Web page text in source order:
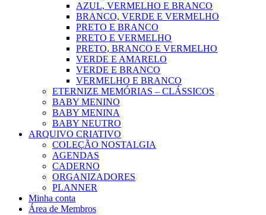
AZUL, VERMELHO E BRANCO
BRANCO, VERDE E VERMELHO
PRETO E BRANCO
PRETO E VERMELHO
PRETO, BRANCO E VERMELHO
VERDE E AMARELO
VERDE E BRANCO
VERMELHO E BRANCO
ETERNIZE MEMÓRIAS – CLÁSSICOS
BABY MENINO
BABY MENINA
BABY NEUTRO
ARQUIVO CRIATIVO
COLEÇÃO NOSTALGIA
AGENDAS
CADERNO
ORGANIZADORES
PLANNER
Minha conta
Área de Membros